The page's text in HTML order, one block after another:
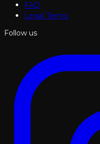
FAQ
Legal Terms
Follow us